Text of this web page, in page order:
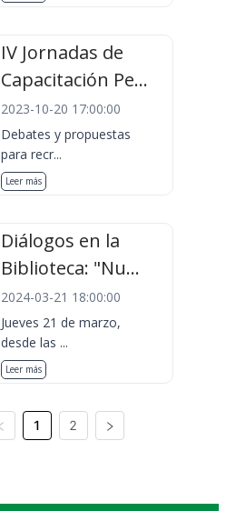
IV Jornadas de
Capacitación Pe...
2023-10-20 17:00:00
Debates y propuestas
para recr...
Leer más
Diálogos en la
Biblioteca: "Nu...
2024-03-21 18:00:00
Jueves 21 de marzo,
desde las ...
Leer más
1 2